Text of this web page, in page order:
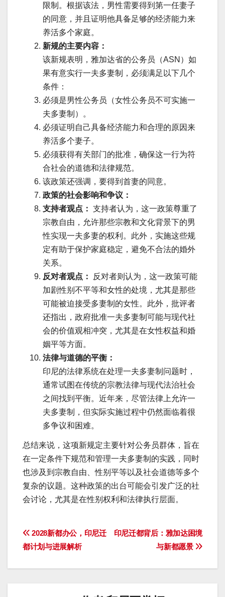
限制。根据该法，男性需要得到第一任妻子
的同意，并且证明他具备足够的经济能力来
养活多个家庭。
新规的主要内容：
该新规表明，雅加达省的公务员（ASN）如
果有意实行一夫多妻制，必须满足以下几个
条件：
必须是男性公务员（女性公务员不可实施一
夫多妻制）。
必须证明自己具备经济能力和合理的原因来
养活多个妻子。
必须获得有关部门的批准，确保这一行为符
合社会的道德和法律规范。
该政策还强调，要得到首妻的同意。
政策的社会影响和争议：
支持者观点： 支持者认为，这一政策尊重了
宗教自由，允许那些宗教和文化背景下的男
性实现一夫多妻的权利。此外，实施这些规
定有助于保护家庭稳定，避免不合法的婚外
关系。
反对者观点：
反对者则认为，这一政策可能
加剧性别不平等和女性的处境，尤其是那些
可能被迫接受多妻制的女性。此外，批评者
还指出，政府批准一夫多妻制可能与现代社
会的价值观相冲突，尤其是在女性权益和婚
姻平等方面。
法律与道德的平衡：
印尼的法律系统在处理一夫多妻制问题时，
通常试图在传统的宗教法律与现代法治社会
之间找到平衡。近年来，尽管法律上允许一
夫多妻制，但实际实施过程中仍然面临着很
多争议和困难。
总结来说，这项新规定主要针对公务员群体，旨在
在一定条件下规范和管理一夫多妻制的实践，同时
也涉及到宗教自由、性别平等以及社会道德等多个
复杂的议题。这种政策的出台可能会引发广泛的社
会讨论，尤其是在性别权利和法律执行层面。
文
章
印尼迁都背后：雅加达困境
与新都愿景
2028新都办公，印尼迁
都计划与进展解析